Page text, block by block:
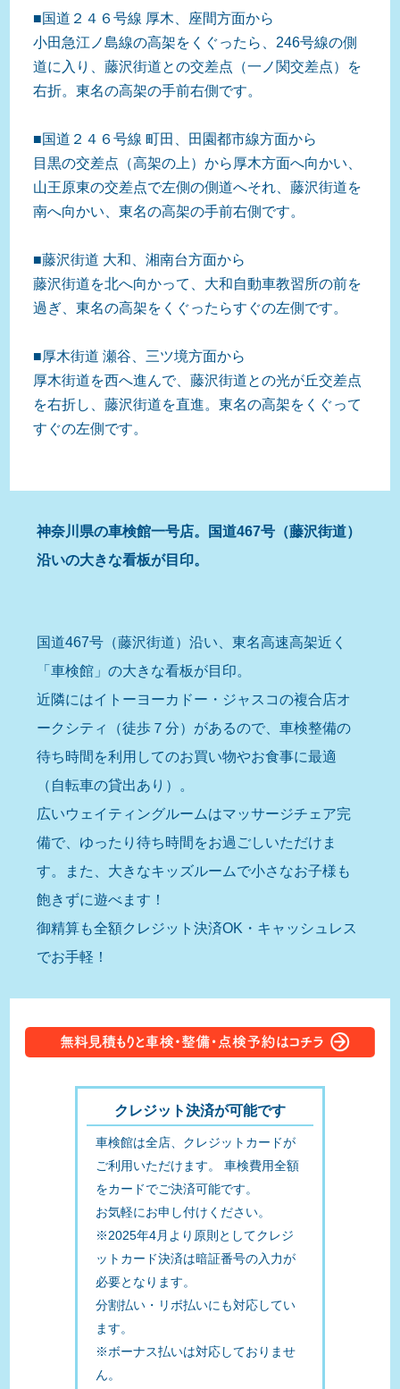
■国道２４６号線 厚木、座間方面から
小田急江ノ島線の高架をくぐったら、246号線の側
道に入り、藤沢街道との交差点（一ノ関交差点）を
右折。東名の高架の手前右側です。
■国道２４６号線 町田、田園都市線方面から
目黒の交差点（高架の上）から厚木方面へ向かい、
山王原東の交差点で左側の側道へそれ、藤沢街道を
南へ向かい、東名の高架の手前右側です。
■藤沢街道 大和、湘南台方面から
藤沢街道を北へ向かって、大和自動車教習所の前を
過ぎ、東名の高架をくぐったらすぐの左側です。
■厚木街道 瀬谷、三ツ境方面から
厚木街道を西へ進んで、藤沢街道との光が丘交差点
を右折し、藤沢街道を直進。東名の高架をくぐって
すぐの左側です。
神奈川県の車検館一号店。国道467号（藤沢街道）
沿いの大きな看板が目印。
国道467号（藤沢街道）沿い、東名高速高架近く
「車検館」の大きな看板が目印。
近隣にはイトーヨーカドー・ジャスコの複合店オ
ークシティ（徒歩７分）があるので、車検整備の
待ち時間を利用してのお買い物やお食事に最適
（自転車の貸出あり）。
広いウェイティングルームはマッサージチェア完
備で、ゆったり待ち時間をお過ごしいただけま
す。また、大きなキッズルームで小さなお子様も
飽きずに遊べます！
御精算も全額クレジット決済OK・キャッシュレス
でお手軽！
クレジット決済が可能です
車検館は全店、クレジットカードが
ご利用いただけます。 車検費用全額
をカードでご決済可能です。
お気軽にお申し付けください。
※2025年4月より原則としてクレジ
ットカード決済は暗証番号の入力が
必要となります。
分割払い・リボ払いにも対応してい
ます。
※ボーナス払いは対応しておりませ
ん。